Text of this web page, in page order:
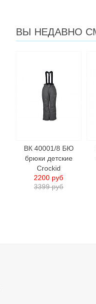
ВЫ НЕДАВНО
ВК 40001/8 БЮ
брюки детские
Сrockid
3399 руб
2200 руб